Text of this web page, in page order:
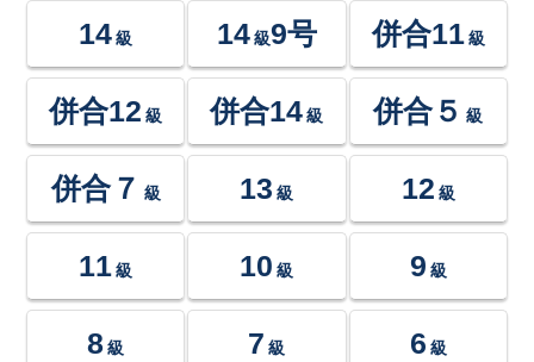
14 級 14級9号 併合11 級
併合12 級 併合14 級 併合５ 級
併合７ 級 13 級 12 級
11 級 10 級 9 級
8 級 7 級 6 級